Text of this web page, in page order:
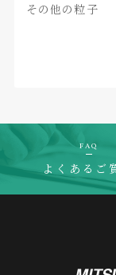
その他の粒子
FAQ
よくあるご